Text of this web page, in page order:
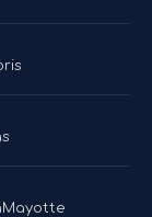
Mayotte